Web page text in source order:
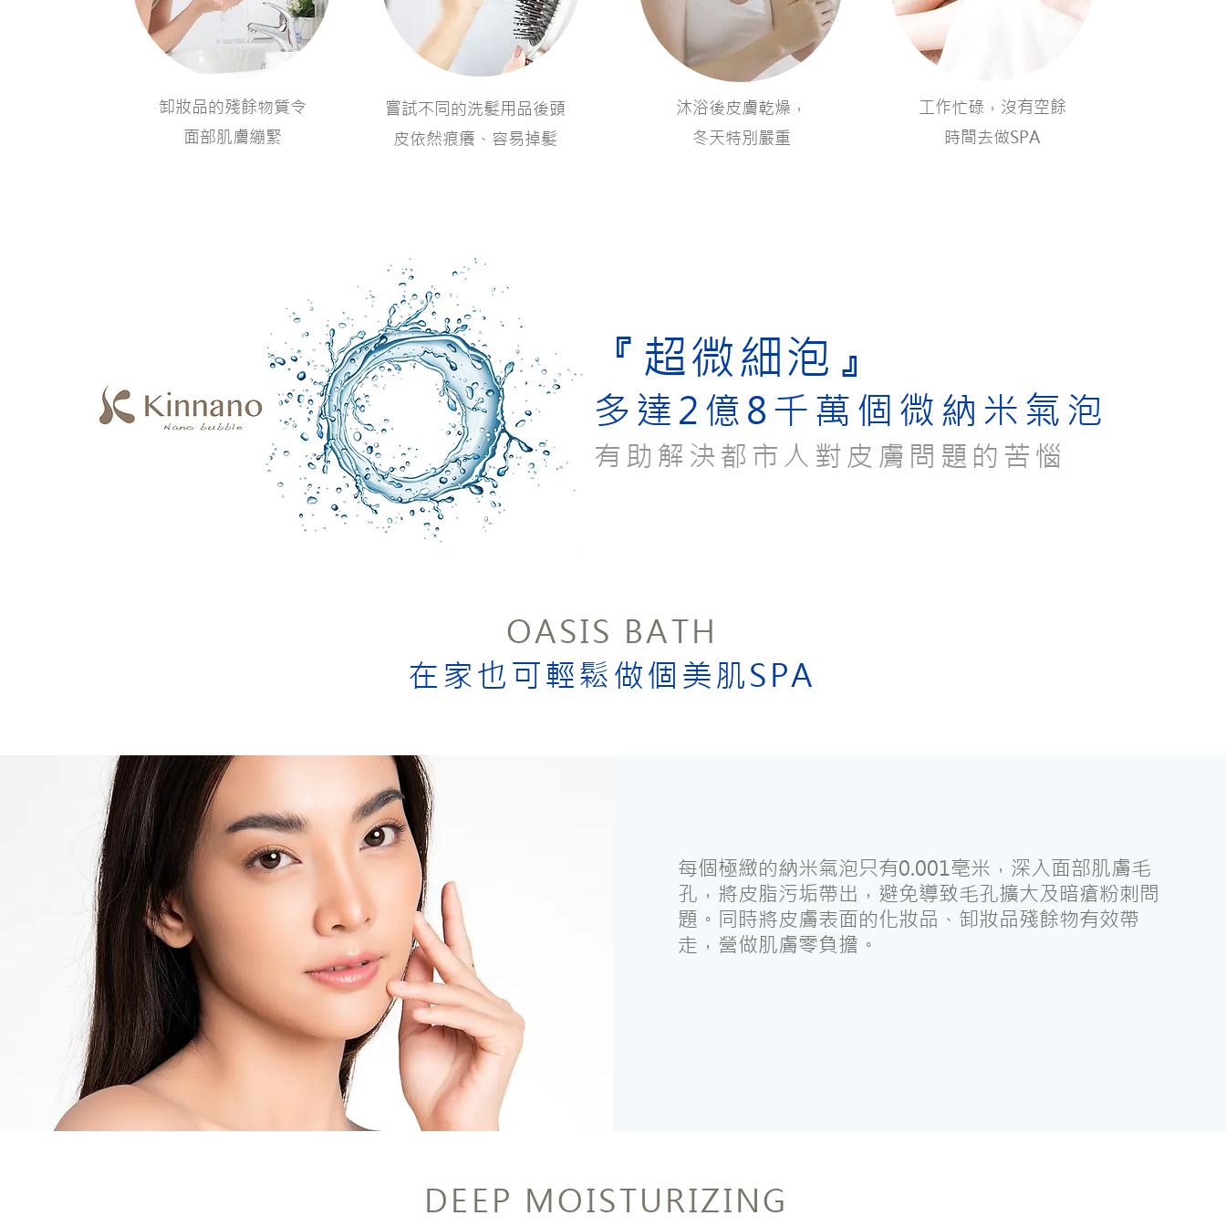
​卸妝品的殘餘物質令
面部肌膚繃緊
​嘗試不同的洗髮用品後頭
皮依然痕癢、容易掉髮
沐浴後皮膚乾燥，
冬天特別嚴重
工作忙碌，沒有空餘
時間去做SPA
多達2億8千萬個微納米氣泡
​『超微細泡』
有助解決都市人對皮膚問題的苦惱
OASIS BATH
在家也可輕鬆做個美肌SPA
每個極緻的納米氣泡只有0.001亳米，深入面部肌膚毛
孔，將皮脂污垢帶出，避免導致毛孔擴大及暗瘡粉刺問
題。同時將皮膚表面的化妝品、卸妝品殘餘物有效帶
走，營做肌膚零負擔。
DEEP MOISTURIZING